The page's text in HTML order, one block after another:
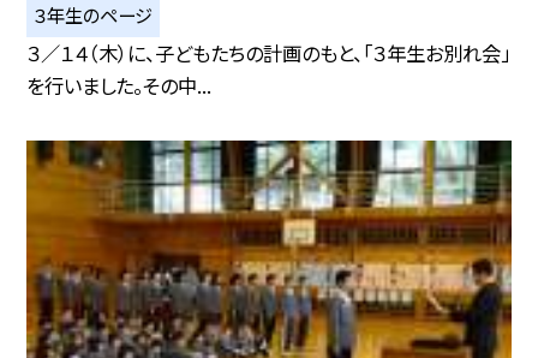
３年生のページ
３／１４（木）に、子どもたちの計画のもと、「３年生お別れ会」
を行いました。その中...